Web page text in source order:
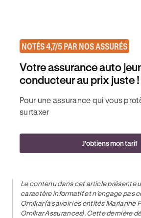
NOTÉS 4,7/5 PAR NOS ASSURÉS
Votre assurance auto
conducteur au prix juste !
Pour une assurance qui vous
surtaxer
J'obtiens mon tarif
Le contenu dans cet article présente
caractère informatif et n’engage pas
Ornikar (à savoir les entités Marianne
Ornikar Assurances). Cette dernière